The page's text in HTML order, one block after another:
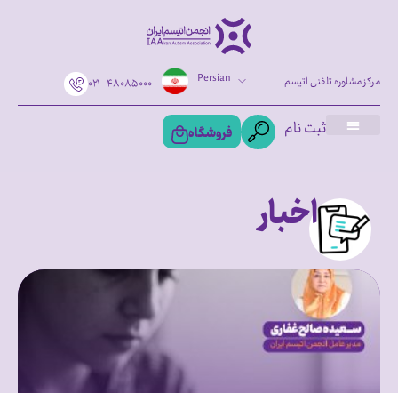
۰۲۱-۴۸۰۸۵۰۰۰ Persian مرکز مشاوره تلفنی اتیسم
ثبت نام فروشگاه
اخبار